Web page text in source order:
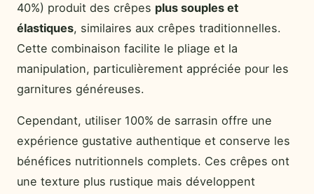
40%) produit des crêpes plus souples et
élastiques, similaires aux crêpes traditionnelles.
Cette combinaison facilite le pliage et la
manipulation, particulièrement appréciée pour les
garnitures généreuses.
Cependant, utiliser 100% de sarrasin offre une
expérience gustative authentique et conserve les
bénéfices nutritionnels complets. Ces crêpes ont
une texture plus rustique mais développent